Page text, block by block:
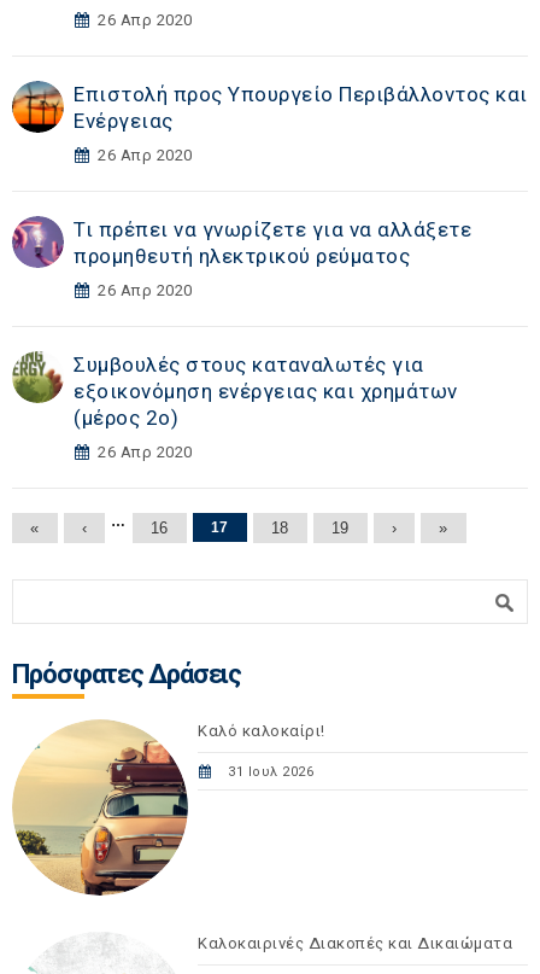
26 Απρ 2020
Επιστολή προς Υπουργείο Περιβάλλοντος και
Ενέργειας
26 Απρ 2020
Τι πρέπει να γνωρίζετε για να αλλάξετε
προμηθευτή ηλεκτρικού ρεύματος
26 Απρ 2020
Συμβουλές στους καταναλωτές για
εξοικονόμηση ενέργειας και χρημάτων
(μέρος 2ο)
26 Απρ 2020
Σελίδες
« ‹ … 16 17 18 19 › »
Πρόσφατες Δράσεις
Καλό καλοκαίρι!
31 Ιουλ 2026
Καλοκαιρινές Διακοπές και Δικαιώματα